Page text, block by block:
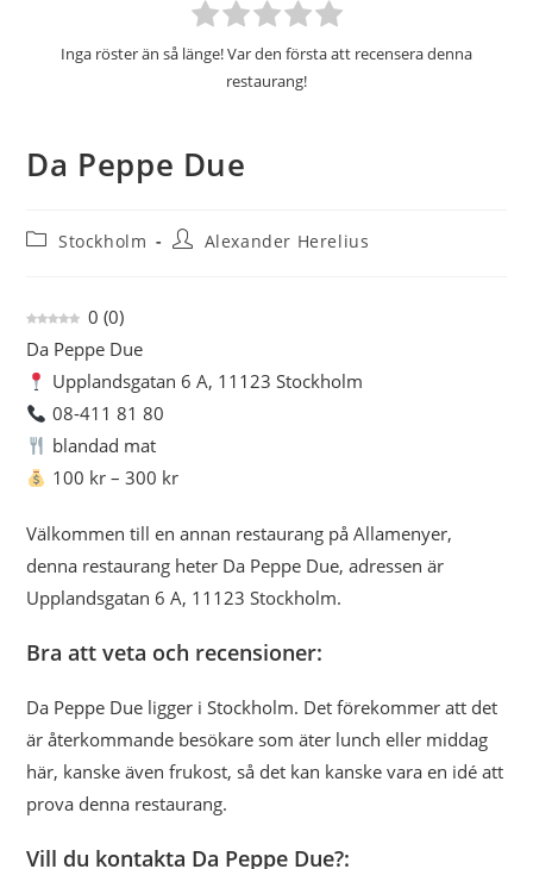
Inga röster än så länge! Var den första att recensera denna
restaurang!
Da Peppe Due
Inläggskategori:
Stockholm Inläggsförfattare:
Alexander Herelius
0 (0)
Da Peppe Due
Upplandsgatan 6 A, 11123 Stockholm
08-411 81 80
blandad mat
100 kr – 300 kr
Välkommen till en annan restaurang på Allamenyer,
denna restaurang heter Da Peppe Due, adressen är
Upplandsgatan 6 A, 11123 Stockholm.
Bra att veta och recensioner:
Da Peppe Due ligger i Stockholm. Det förekommer att det
är återkommande besökare som äter lunch eller middag
här, kanske även frukost, så det kan kanske vara en idé att
prova denna restaurang.
Vill du kontakta Da Peppe Due?: